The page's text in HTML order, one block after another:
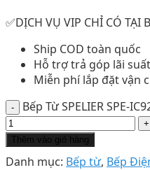
✅DỊCH VỤ VIP CHỈ CÓ
Ship COD toàn quốc
Hỗ trợ trả góp lãi
Miễn phí lắp đặt vận
Bếp Từ SPELIER SPE-
Thêm vào giỏ hàng
Danh mục: Bếp từ, Bếp